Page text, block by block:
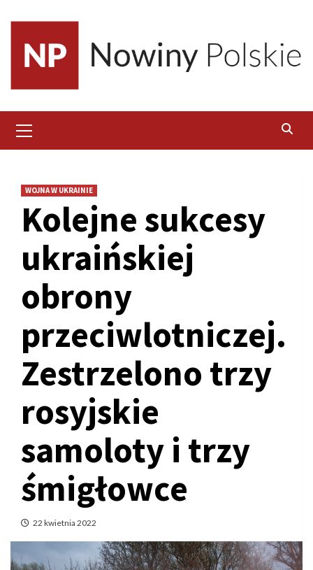
content
Menu
WOJNA W UKRAINIE
Kolejne sukcesy
ukraińskiej
obrony
przeciwlotniczej.
Zestrzelono trzy
rosyjskie
samoloty i trzy
śmigłowce
22 kwietnia 2022